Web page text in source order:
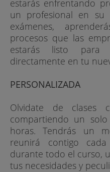
estarás enfrentando
un profesional en
exámenes,
procesos que las
estarás listo para
directamente en tu
PERSONALIZADA
Olvidate de clases
compartiendo un
horas. Tendrás un
reunirá contigo
durante todo el curso,
tus necesidades y